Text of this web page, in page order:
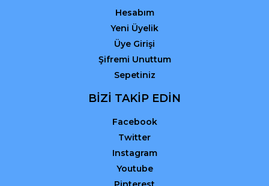
Hesabım
Yeni Üyelik
Üye Girişi
Şifremi Unuttum
Sepetiniz
BİZİ TAKİP EDİN
Facebook
Twitter
Instagram
Youtube